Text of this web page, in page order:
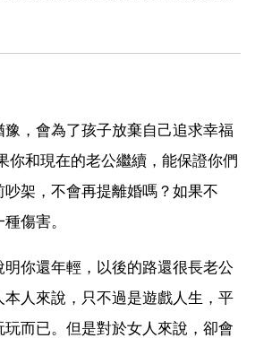
，會為了孩子放棄自己追求幸福
你和現在的老公繼續，能保證你們
架，不會再提離婚嗎？如果不
傷害。
你還年輕，以後的路還很長老公
人來說，只不過是遊戲人生，平
而已。但是對於女人來說，卻會